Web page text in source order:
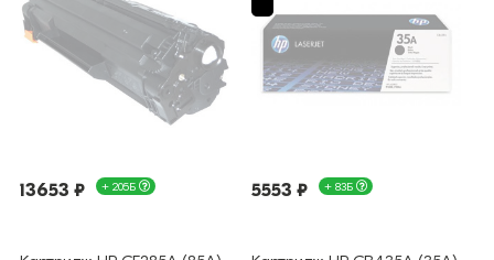
13653 ₽ + 205Б 5553 ₽ + 83Б